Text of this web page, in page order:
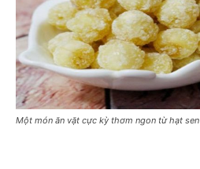
Một món ăn vặt cực kỳ thơm ngon từ hạt sen